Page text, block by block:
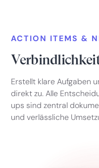
ACTION ITEMS &
Erstellt klare Aufgaben
direkt zu. Alle
ups sind zentral
und verlässliche